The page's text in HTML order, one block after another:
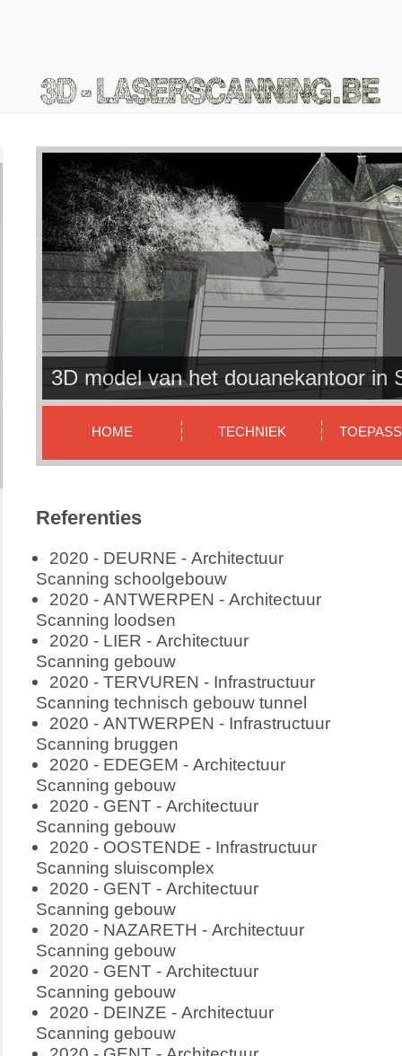
3D model van het douanekantoor in
HOME TECHNIEK
Referenties
2020 - DEURNE - Architectuur
Scanning schoolgebouw
2020 - ANTWERPEN - Architectuur
Scanning loodsen
2020 - LIER - Architectuur
Scanning gebouw
2020 - TERVUREN - Infrastructuur
Scanning technisch gebouw tunnel
2020 - ANTWERPEN - Infrastructuur
Scanning bruggen
2020 - EDEGEM - Architectuur
Scanning gebouw
2020 - GENT - Architectuur
Scanning gebouw
2020 - OOSTENDE - Infrastructuur
Scanning sluiscomplex
2020 - GENT - Architectuur
Scanning gebouw
2020 - NAZARETH - Architectuur
Scanning gebouw
2020 - GENT - Architectuur
Scanning gebouw
2020 - DEINZE - Architectuur
Scanning gebouw